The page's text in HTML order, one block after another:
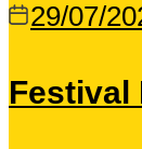
29/07/
Festival